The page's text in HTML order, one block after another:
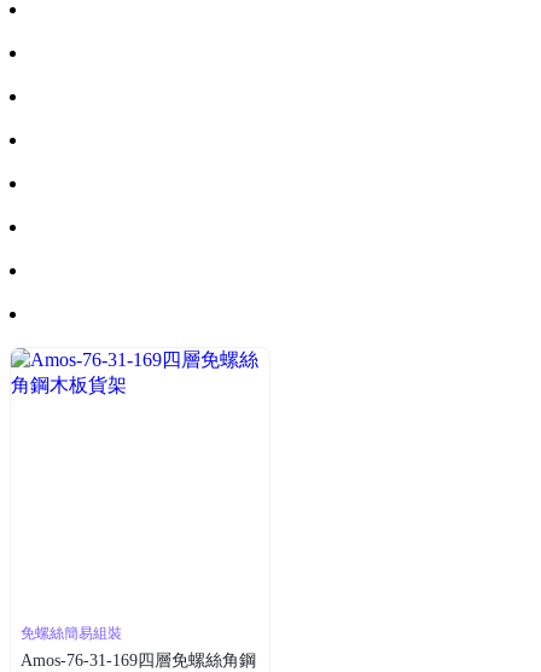
免螺絲簡易組裝
Amos-76-31-169四層免螺絲角鋼